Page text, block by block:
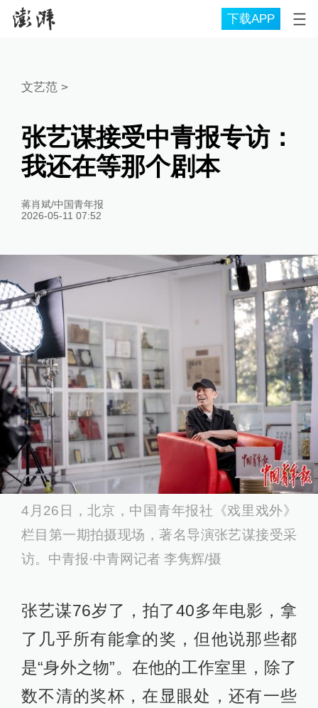
下载APP
文艺范>
张艺谋接受中青报专访：
我还在等那个剧本
蒋肖斌/中国青年报
2026-05-11 07:52
4月26日，北京，中国青年报社《戏里戏外》
栏目第一期拍摄现场，著名导演张艺谋接受采
访。中青报·中青网记者 李隽辉/摄
张艺谋76岁了，拍了40多年电影，拿
了几乎所有能拿的奖，但他说那些都
是“身外之物”。在他的工作室里，除了
数不清的奖杯，在显眼处，还有一些